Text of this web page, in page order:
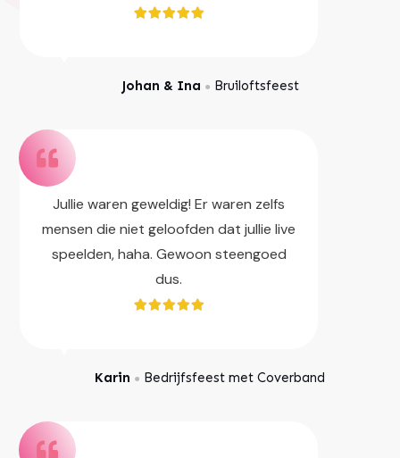
Johan & Ina ● Bruiloftsfeest
Jullie waren geweldig! Er waren zelfs
mensen die niet geloofden dat jullie live
speelden, haha. Gewoon steengoed
dus.
Karin ● Bedrijfsfeest met Coverband